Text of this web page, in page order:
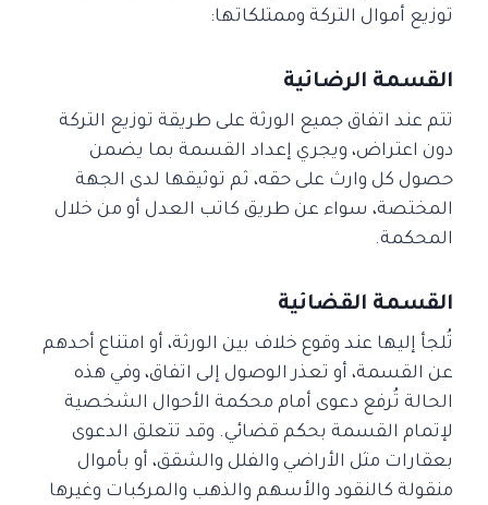
توزيع أموال التركة وممتلكاتها:
القسمة الرضائية
تتم عند اتفاق جميع الورثة على طريقة توزيع التركة
دون اعتراض، ويجري إعداد القسمة بما يضمن
حصول كل وارث على حقه، ثم توثيقها لدى الجهة
المختصة، سواء عن طريق كاتب العدل أو من خلال
المحكمة.
القسمة القضائية
تُلجأ إليها عند وقوع خلاف بين الورثة، أو امتناع أحدهم
عن القسمة، أو تعذر الوصول إلى اتفاق، وفي هذه
الحالة تُرفع دعوى أمام محكمة الأحوال الشخصية
لإتمام القسمة بحكم قضائي. وقد تتعلق الدعوى
بعقارات مثل الأراضي والفلل والشقق، أو بأموال
منقولة كالنقود والأسهم والذهب والمركبات وغيرها